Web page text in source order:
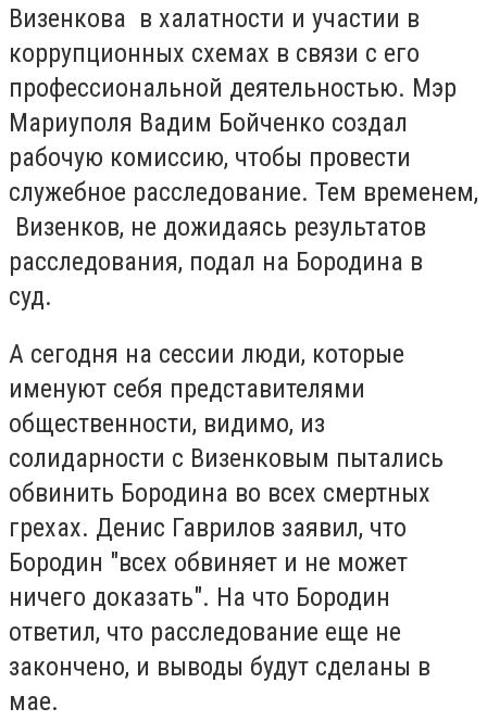
Визенкова в халатности и участии в
коррупционных схемах в связи с его
профессиональной деятельностью. Мэр
Мариуполя Вадим Бойченко создал
рабочую комиссию, чтобы провести
служебное расследование. Тем временем,
Визенков, не дожидаясь результатов
расследования, подал на Бородина в
суд.
А сегодня на сессии люди, которые
именуют себя представителями
общественности, видимо, из
солидарности с Визенковым пытались
обвинить Бородина во всех смертных
грехах. Денис Гаврилов заявил, что
Бородин "всех обвиняет и не может
ничего доказать". На что Бородин
ответил, что расследование еще не
закончено, и выводы будут сделаны в
мае.